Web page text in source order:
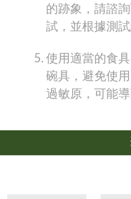
的跡象，請諮
試，並根據測試
使用適當的食
碗具，避免使
過敏原，可能導